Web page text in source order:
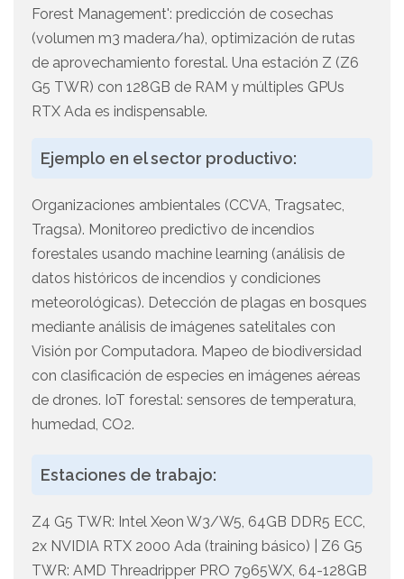
Forest Management': predicción de cosechas
(volumen m3 madera/ha), optimización de rutas
de aprovechamiento forestal. Una estación Z (Z6
G5 TWR) con 128GB de RAM y múltiples GPUs
RTX Ada es indispensable.
Ejemplo en el sector productivo:
Organizaciones ambientales (CCVA, Tragsatec,
Tragsa). Monitoreo predictivo de incendios
forestales usando machine learning (análisis de
datos históricos de incendios y condiciones
meteorológicas). Detección de plagas en bosques
mediante análisis de imágenes satelitales con
Visión por Computadora. Mapeo de biodiversidad
con clasificación de especies en imágenes aéreas
de drones. IoT forestal: sensores de temperatura,
humedad, CO2.
Estaciones de trabajo:
Z4 G5 TWR: Intel Xeon W3/W5, 64GB DDR5 ECC,
2x NVIDIA RTX 2000 Ada (training básico) | Z6 G5
TWR: AMD Threadripper PRO 7965WX, 64-128GB